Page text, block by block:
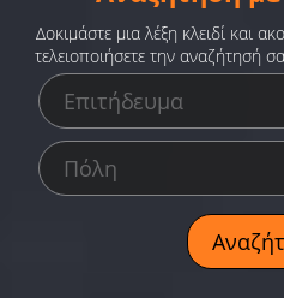
Ειδήσεις
Παιχνίδια
Ραδιόφωνο
Ταινίες
Δοκιμάστε μια λέξη κλειδί και
τελειοποιήσετε την αναζήτησή